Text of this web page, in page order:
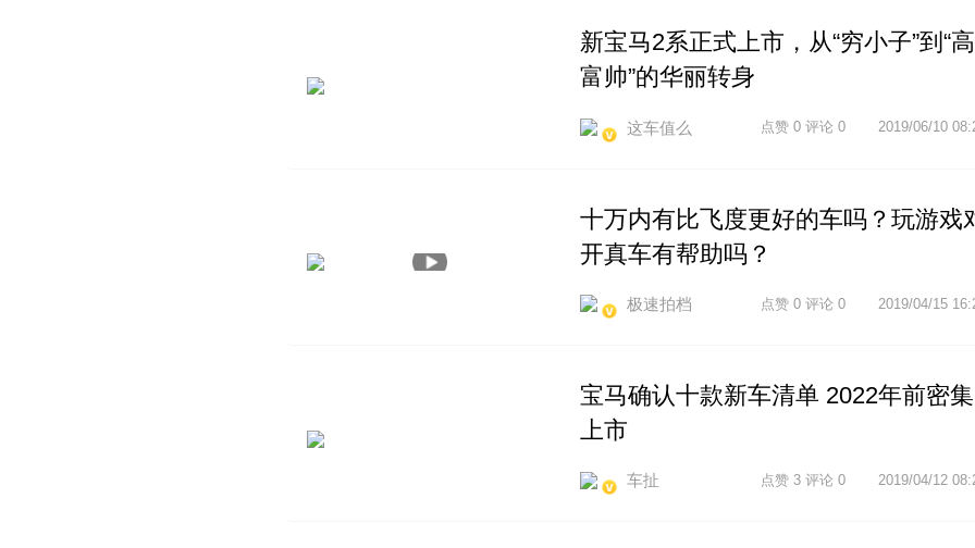
新宝马2系正式上市，从“穷小子”到“高
富帅”的华丽转身
这车值么 2019/06/10
点赞 0 评论 0
十万内有比飞度更好的车吗？玩游戏
开真车有帮助吗？
极速拍档 2019/04/15
点赞 0 评论 0
宝马确认十款新车清单 2022年前密集
上市
车扯 2019/04/12
点赞 3 评论 0